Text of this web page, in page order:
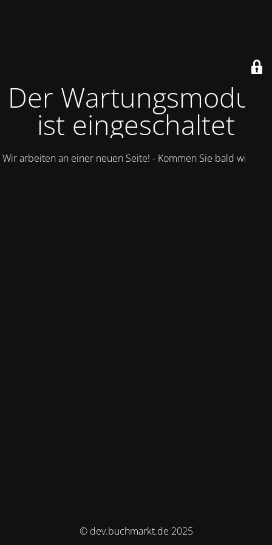
Der Wartungsmodus
ist eingeschaltet
Wir arbeiten an einer neuen Seite! - Kommen Sie bald wieder.
© dev.buchmarkt.de 2025